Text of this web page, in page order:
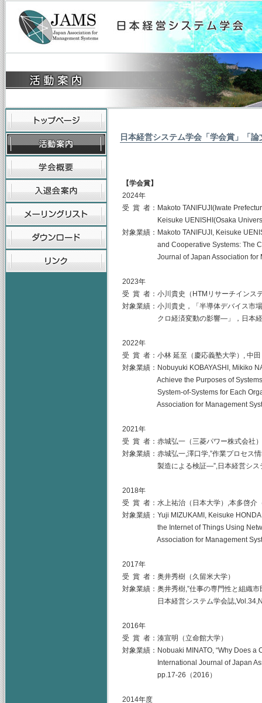
日本経営システム学会「学会賞」「
【学会賞】
2024年
受 賞 者：Makoto TANIFUJI(Iwate
Keisuke UENISHI(Osaka
対象業績：Makoto TANIFUJI, Keisuke
and Cooperative Systems: The
Journal of Japan Association for
2023年
受 賞 者：小川貴史（HTMリサーチインス
対象業績：小川貴史，「半導体デバイス市
クロ経済変動の影響―」，日本経営
2022年
受 賞 者：小林 延至（慶応義塾大学）, 中
対象業績：Nobuyuki KOBAYASHI, Mikiko
Achieve the Purposes of Systems-
System-of-Systems for Each
Association for Management
2021年
受 賞 者：赤城弘一（三菱パワー株式会社
対象業績：赤城弘一,澤口学,”作業プロセス
製造による検証―”,日本経営システ
2018年
受 賞 者：水上祐治（日本大学）,本多啓介
対象業績：Yuji MIZUKAMI, Keisuke
the Internet of Things Using Network
Association for Management
2017年
受 賞 者：奥井秀樹（久留米大学）
対象業績：奥井秀樹,”仕事の専門性と組織
日本経営システム学会誌
2016年
受 賞 者：湊宣明（立命館大学）
対象業績：Nobuaki MINATO, “Why Does
International Journal of Japan
pp.17-26（2016）
2014年度